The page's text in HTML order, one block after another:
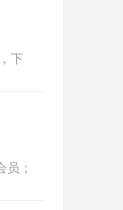
下
；